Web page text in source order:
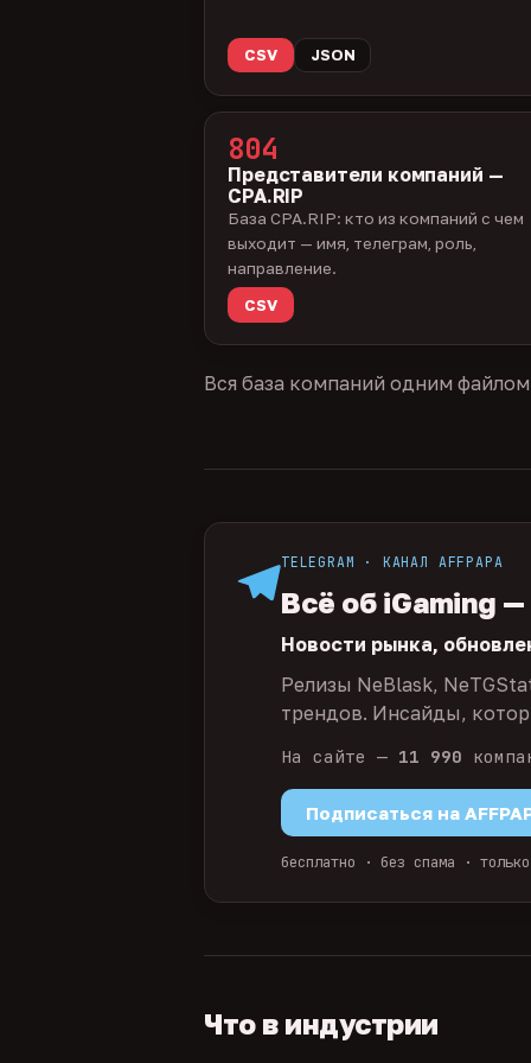
CSV JSON
804
Представители компаний —
CPA.RIP
База CPA.RIP: кто из компаний с чем
выходит — имя, телеграм, роль,
направление.
CSV
Вся база компаний одним
TELEGRAM · КАНАЛ AFFPAPA
Всё об iGaming
Новости рынка,
Релизы NeBlask,
трендов. Инсайды,
На сайте — 11 990
Подписаться на
бесплатно · без спама ·
Что в индустрии